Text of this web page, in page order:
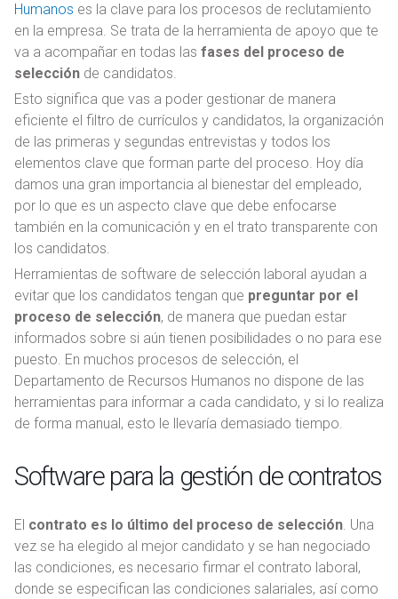
Humanos es la clave para los procesos de reclutamiento
en la empresa. Se trata de la herramienta de apoyo que te
va a acompañar en todas las fases del proceso de
selección de candidatos.
Esto significa que vas a poder gestionar de manera
eficiente el filtro de currículos y candidatos, la organización
de las primeras y segundas entrevistas y todos los
elementos clave que forman parte del proceso. Hoy día
damos una gran importancia al bienestar del empleado,
por lo que es un aspecto clave que debe enfocarse
también en la comunicación y en el trato transparente con
los candidatos.
Herramientas de software de selección laboral ayudan a
evitar que los candidatos tengan que preguntar por el
proceso de selección, de manera que puedan estar
informados sobre si aún tienen posibilidades o no para ese
puesto. En muchos procesos de selección, el
Departamento de Recursos Humanos no dispone de las
herramientas para informar a cada candidato, y si lo realiza
de forma manual, esto le llevaría demasiado tiempo.
Software para la gestión de contratos
El contrato es lo último del proceso de selección. Una
vez se ha elegido al mejor candidato y se han negociado
las condiciones, es necesario firmar el contrato laboral,
donde se especifican las condiciones salariales, así como